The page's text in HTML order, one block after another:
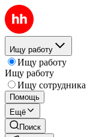
Ищу работу
Ищу работу
Ищу работу
Ищу сотрудника
Помощь
Ещё
Поиск